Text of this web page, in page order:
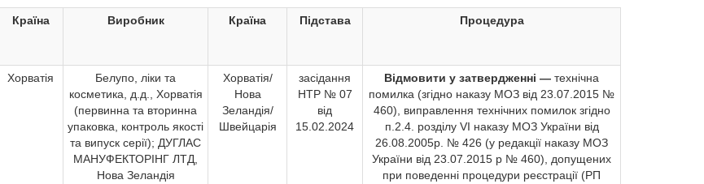
Країна Виробник Країна Підстава Процедура
Хорватія
Белупо, ліки та
косметика, д.д., Хорватія
(первинна та вторинна
упаковка, контроль якості
та випуск серії); ДУГЛАС
МАНУФЕКТОРІНГ ЛТД,
Нова Зеландія
Хорватія/
Нова
Зеландія/
Швейцарія
засідання
НТР № 07
від
15.02.2024
Відмовити у затвердженні — технічна
помилка (згідно наказу МОЗ від 23.07.2015 №
460), виправлення технічних помилок згідно
п.2.4. розділу VI наказу МОЗ України від
26.08.2005р. № 426 (у редакції наказу МОЗ
України від 23.07.2015 р № 460), допущених
при поведенні процедури реєстрації (РП